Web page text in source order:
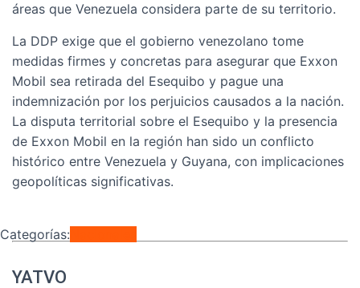
áreas que Venezuela considera parte de su territorio.
La DDP exige que el gobierno venezolano tome
medidas firmes y concretas para asegurar que Exxon
Mobil sea retirada del Esequibo y pague una
indemnización por los perjuicios causados a la nación.
La disputa territorial sobre el Esequibo y la presencia
de Exxon Mobil en la región han sido un conflicto
histórico entre Venezuela y Guyana, con implicaciones
geopolíticas significativas.
Categorías:
YATVO